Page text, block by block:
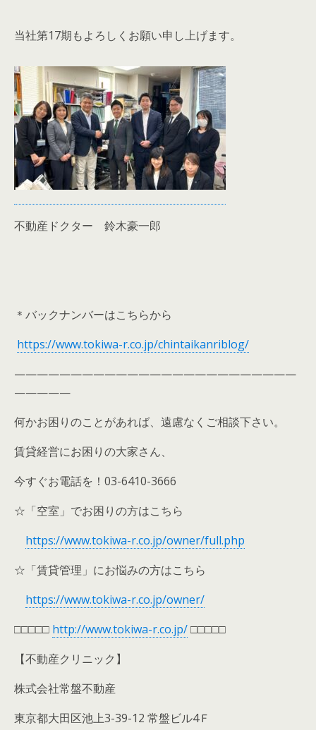
当社第17期もよろしくお願い申し上げます。
不動産ドクター 鈴木豪一郎
＊バックナンバーはこちらから
https://www.tokiwa-r.co.jp/chintaikanriblog/
—————————————————————————
—————
何かお困りのことがあれば、遠慮なくご相談下さい。
賃貸経営にお困りの大家さん、
今すぐお電話を！03-6410-3666
☆「空室」でお困りの方はこちら
https://www.tokiwa-r.co.jp/owner/full.php
☆「賃貸管理」にお悩みの方はこちら
https://www.tokiwa-r.co.jp/owner/
□□□□□ http://www.tokiwa-r.co.jp/□□□□□
【不動産クリニック】
株式会社常盤不動産
東京都大田区池上3-39-12 常盤ビル4Ｆ